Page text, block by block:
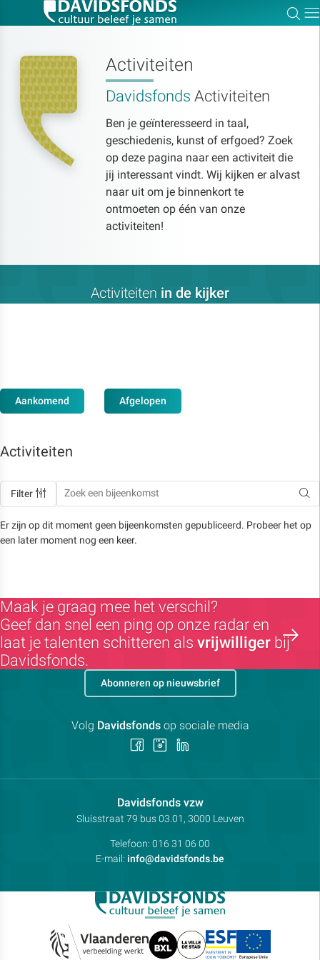
Activiteiten
Davidsfonds Activiteiten
Ben je geïnteresseerd in taal,
geschiedenis, kunst of erfgoed? Zoek
op deze pagina naar een activiteit die
jij interessant vindt. Wij kijken er alvast
naar uit om je binnenkort te
ontmoeten op één van onze
activiteiten!
Activiteiten in de kijker
Aankomend Afgelopen
Activiteiten
Filter
Er zijn op dit moment geen bijeenkomsten gepubliceerd. Probeer het op
een later moment nog een keer.
Maak je graag mee het verschil?
Geef dan snel een ping op onze radar en
laat je talenten schitteren als vrijwilliger bij
Davidsfonds.
Davidsfonds vzwContactpersoon:
Adres:
Sluisstraat 79 bus 03.01, 3000 Leuven
Telefoon: 016 31 06 00
E-mail: info@davidsfonds.be
Abonneren op nieuwsbrief
Volg Davidsfondsop sociale media
Volg Volg
Zoek:
Zoeken